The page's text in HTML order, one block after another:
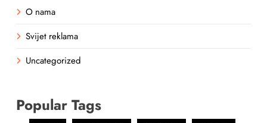
O nama
Svijet reklama
Uncategorized
Popular Tags